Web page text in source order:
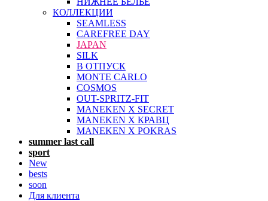
КОЛЛЕКЦИИ
SEAMLESS
CAREFREE DAY
JAPAN
SILK
В ОТПУСК
MONTE CARLO
COSMOS
OUT-SPRITZ-FIT
MANEKEN X SECRET
MANEKEN X КРАВЦ
MANEKEN X POKRAS
summer last call
sport
New
bests
soon
Для клиента